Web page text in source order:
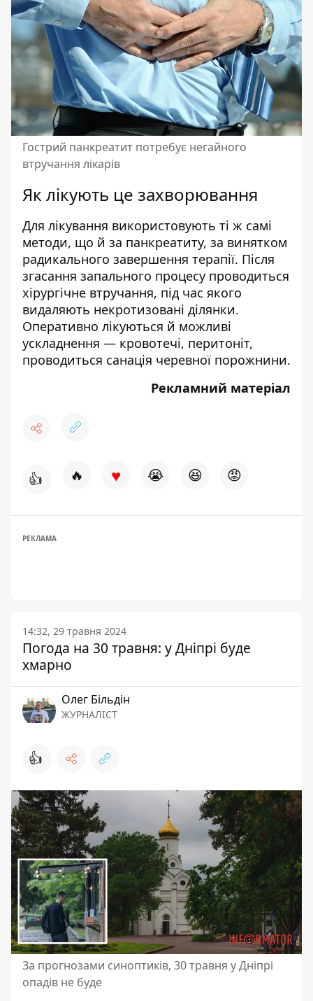
Гострий панкреатит потребує негайного
втручання лікарів
Як лікують це захворювання
Для лікування використовують ті ж самі
методи, що й за панкреатиту, за винятком
радикального завершення терапії. Після
згасання запального процесу проводиться
хірургічне втручання, під час якого
видаляють некротизовані ділянки.
Оперативно лікуються й можливі
ускладнення — кровотечі, перитоніт,
проводиться санація черевної порожнини.
Рекламний матеріал
👍 🔥 ♥ 😭 😆 😡
РЕКЛАМА
14:32, 29 травня 2024
Погода на 30 травня: у Дніпрі буде
хмарно
Олег Більдін
ЖУРНАЛІСТ
👍
За прогнозами синоптиків, 30 травня у Дніпрі
опадів не буде